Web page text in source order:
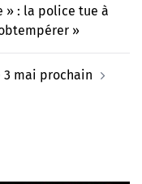
» : la police tue à
»
mai prochain